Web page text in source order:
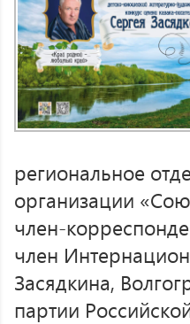
региональное
организации
член-
член
Засядкина,
партии